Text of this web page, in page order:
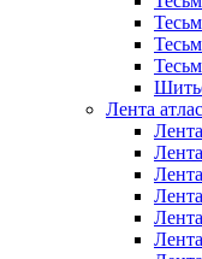
Лента